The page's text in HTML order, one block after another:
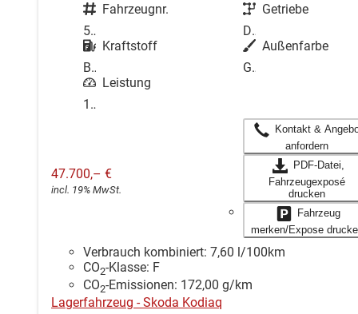
Fahrzeugnr.
53446
Getriebe
Doppelkupplungsgetriebe (DSG)
Kraftstoff
Benzin
Außenfarbe
Graphite-Grau Metallic
Leistung
150 kW (204 PS)
47.700,– €
incl. 19% MwSt.
Kontakt &
anfordern
PDF-Datei,
Fahrzeugexposé
drucken
Fahrzeug
merken/Expose
Verbrauch kombiniert: 7,60 l/100km
CO2-Klasse: F
CO2-Emissionen: 172,00 g/km
Lagerfahrzeug - Skoda Kodiaq